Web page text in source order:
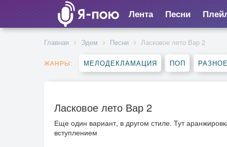
Лента Песни
Главная Эдем Песни Ласковое лето Вар 2
ЖАНРЫ: МЕЛОДЕКЛАМАЦИЯ ПОП РАЗНОЕ
Ласковое лето Вар 2
Еще один вариант, в другом стиле. Тут
вступлением